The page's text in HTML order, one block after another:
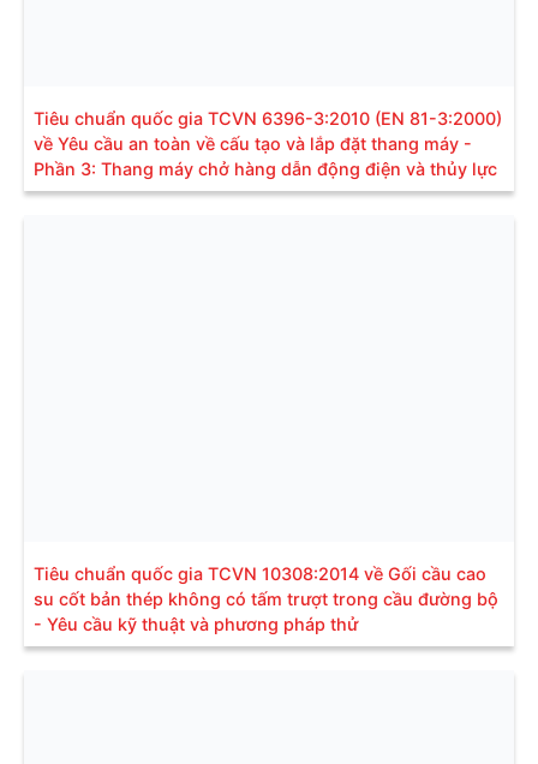
Tiêu chuẩn quốc gia TCVN 6396-3:2010 (EN 81-3:2000)
về Yêu cầu an toàn về cấu tạo và lắp đặt thang máy -
Phần 3: Thang máy chở hàng dẫn động điện và thủy lực
Tiêu chuẩn quốc gia TCVN 10308:2014 về Gối cầu cao
su cốt bản thép không có tấm trượt trong cầu đường bộ
- Yêu cầu kỹ thuật và phương pháp thử